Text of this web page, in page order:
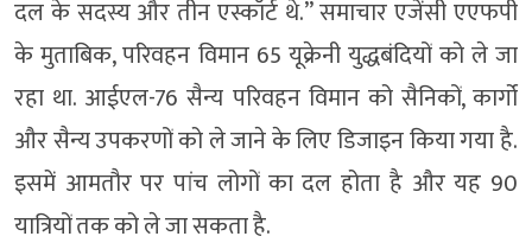
दल के सदस्य और तीन एस्कॉर्ट थे.” समाचार एजेंसी एएफपी
के मुताबिक, परिवहन विमान 65 यूक्रेनी युद्धबंदियों को ले जा
रहा था. आईएल-76 सैन्य परिवहन विमान को सैनिकों, कार्गो
और सैन्य उपकरणों को ले जाने के लिए डिजाइन किया गया है.
इसमें आमतौर पर पांच लोगों का दल होता है और यह 90
यात्रियों तक को ले जा सकता है.